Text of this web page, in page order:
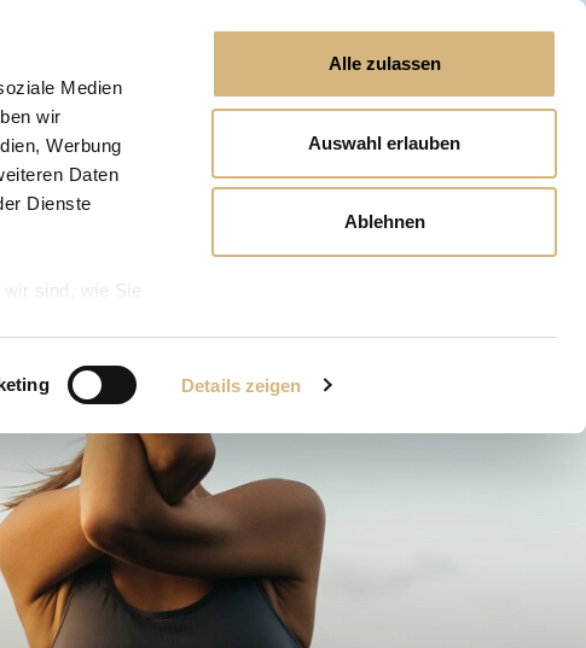
Medien
wir
Werbung
Daten
Dienste
sind, wie Sie
Details zeigen
Alle zulassen
Auswahl erlauben
Ablehnen